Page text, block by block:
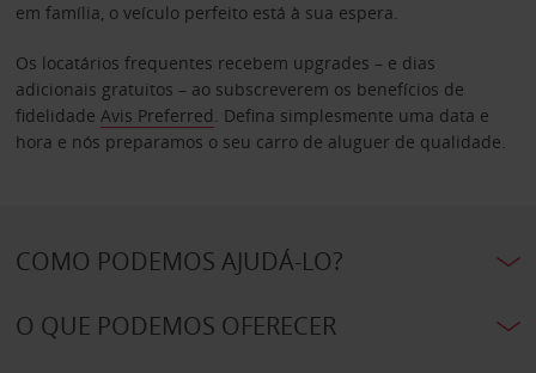
em família, o veículo perfeito está à sua espera.
Os locatários frequentes recebem upgrades – e dias
adicionais gratuitos – ao subscreverem os benefícios de
fidelidade Avis Preferred. Defina simplesmente uma data e
hora e nós preparamos o seu carro de aluguer de qualidade.
COMO PODEMOS AJUDÁ-LO?
O QUE PODEMOS OFERECER